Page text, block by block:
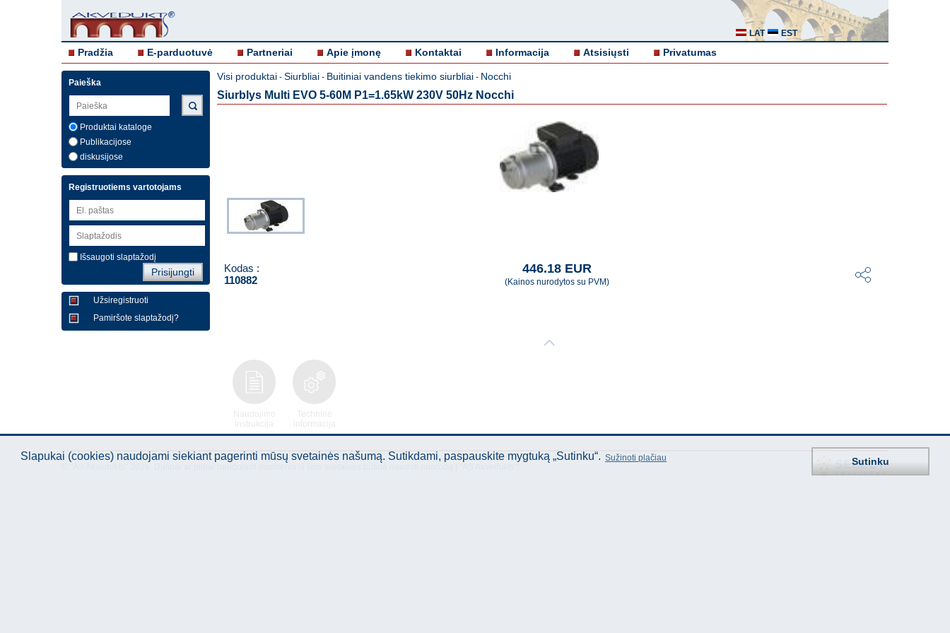
LAT EST
Pradžia E-parduotuvė Partneriai Apie įmonę Kontaktai Informacija Atsisiųsti Privatumas
Paieška
Produktai kataloge
Publikacijose
diskusijose
Registruotiems vartotojams
Išsaugoti slaptažodį
Užsiregistruoti
Pamiršote slaptažodį?
Visi produktai - Siurbliai - Buitiniai vandens tiekimo siurbliai - Nocchi
Siurblys Multi EVO 5-60M P1=1.65kW 230V 50Hz Nocchi
Kodas :
110882
446.18 EUR
(Kainos nurodytos su PVM)
Slapukai (cookies) naudojami siekiant pagerinti mūsų svetainės našumą. Sutikdami, paspauskite mygtuką „Sutinku“. Sužinoti plačiau Sutinku